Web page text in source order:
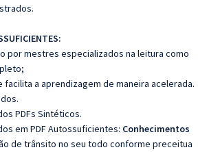
por mestres especializados na leitura como
facilita a aprendizagem de maneira acelerada.
PDFs Sintéticos.
em PDF Autossuficientes: Conhecimentos
de trânsito no seu todo conforme preceitua